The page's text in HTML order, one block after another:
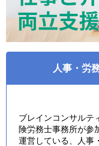
人事・労
ブレインコンサルテ
険労務士事務所が参
運営している、人事